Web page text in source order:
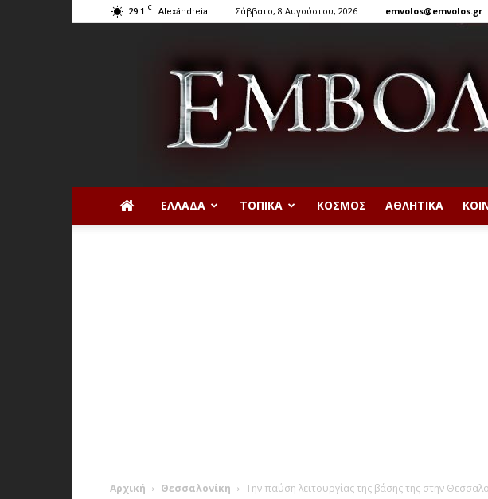
29.1 C Alexándreia Σάββατο, 8 Αυγούστου, 2026 emvolos@emvolos.gr
ΕΛΛΆΔΑ ΤΟΠΙΚΆ ΚΌΣΜΟΣ ΑΘΛΗΤΙΚΆ
Αρχική Θεσσαλονίκη
Την παύση λειτουργίας της βάσης της στην